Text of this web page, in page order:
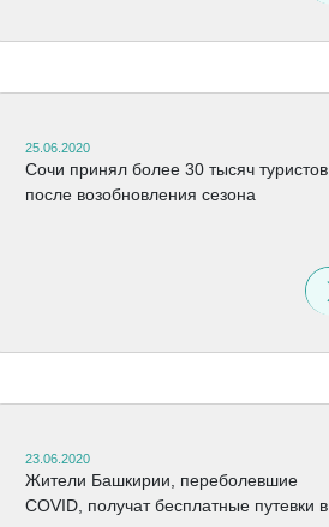
25.06.2020
Сочи принял более 30 тысяч туристов
после возобновления сезона
23.06.2020
Жители Башкирии, переболевшие
COVID, получат бесплатные путевки в